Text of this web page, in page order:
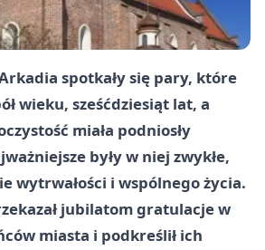
spotkały się pary, które
wieku, sześćdziesiąt lat, a
miała podniosły
były w niej zwykłe,
wytrwałości i wspólnego życia.
jubilatom gratulacje w
miasta i podkreślił ich